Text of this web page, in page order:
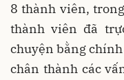
8 thành viên,
thành viên đã
chuyện bằng
chân thành các